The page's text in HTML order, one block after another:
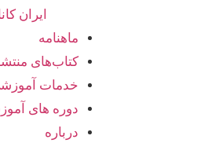
ایران
ماهنامه
کتاب‌های
خدمات
دوره های